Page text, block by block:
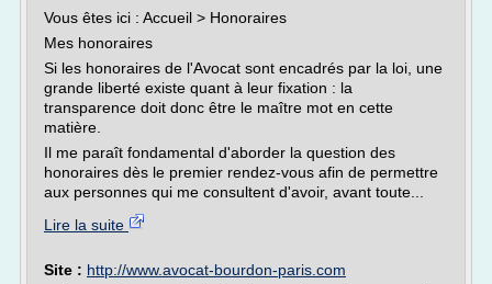
Vous êtes ici : Accueil > Honoraires
Mes honoraires
Si les honoraires de l'Avocat sont encadrés par la loi, une
grande liberté existe quant à leur fixation : la
transparence doit donc être le maître mot en cette
matière.
Il me paraît fondamental d'aborder la question des
honoraires dès le premier rendez-vous afin de permettre
aux personnes qui me consultent d'avoir, avant toute...
Lire la suite
Site : http://www.avocat-bourdon-paris.com